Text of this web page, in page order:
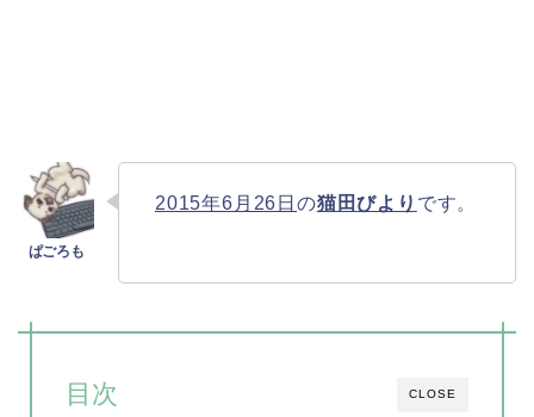
2015年6月26日 の猫田びより です。
CLOSE
目次